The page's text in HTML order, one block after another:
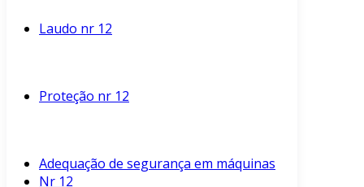
Laudo nr 12
Proteção nr 12
Adequação de segurança em máquinas
Nr 12